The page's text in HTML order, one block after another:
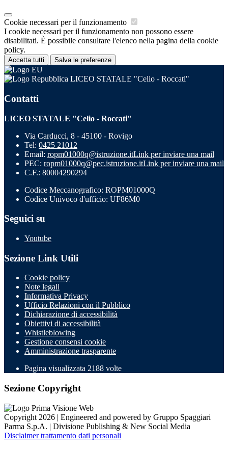
Cookie necessari per il funzionamento
I cookie necessari per il funzionamento non possono essere
disabilitati. È possibile consultare l'elenco nella pagina della cookie
policy.
Accetta tutti Salva le preferenze
LICEO STATALE "Celio - Roccati"
Contatti
LICEO STATALE "Celio - Roccati"
Via Carducci, 8 - 45100 - Rovigo
Tel: 0425 21012
Email: ropm01000q@istruzione.itLink per inviare una mail
PEC: ropm01000q@pec.istruzione.itLink per inviare una mail
C.F.: 80004290294
Codice Meccanografico: ROPM01000Q
Codice Univoco d'ufficio: UF86M0
Seguici su
Youtube
Sezione Link Utili
Cookie policy
Note legali
Informativa Privacy
Ufficio Relazioni con il Pubblico
Dichiarazione di accessibilità
Obiettivi di accessibilità
Whistleblowing
Gestione consensi cookie
Amministrazione trasparente
Pagina visualizzata 2188 volte
Sezione Copyright
Copyright 2026 | Engineered and powered by Gruppo Spaggiari
Parma S.p.A. | Divisione Publishing & New Social Media
Disclaimer trattamento dati personali